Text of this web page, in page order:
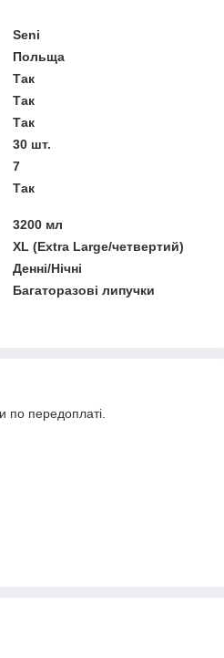
Seni
Польща
Так
Так
Так
30 шт.
7
Так
3200 мл
XL (Extra Large/четвертий)
Денні/Нічні
Багаторазові липучки
по передоплаті.